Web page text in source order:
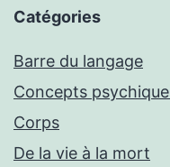
Catégories
Barre du langage
Concepts
Corps
De la vie à la mort